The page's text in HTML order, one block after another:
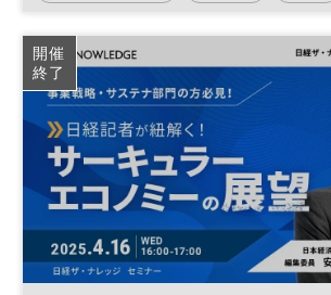
カーボンニュートラル 環境 製造業
開催
終了